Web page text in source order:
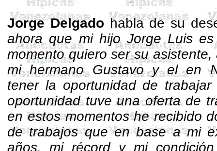
Jorge Delgado habla de su
ahora que mi hijo Jorge Luis
momento quiero ser su
mi hermano Gustavo y el en
tener la oportunidad de
oportunidad tuve una oferta de
en estos momentos he recibido
de trabajos que en base a mi
años, mi récord y mi